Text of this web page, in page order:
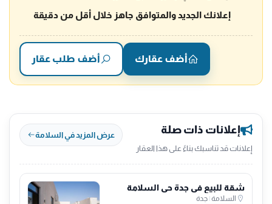
إعلانك الجديد والمتوافق جاهز خلال أقل من دقيقة
أضف عقارك أضف طلب عقار
إعلانات ذات صلة
إعلانات قد تناسبك بناءً على هذا العقار
عرض المزيد في السلامة
شقة للبيع في جدة حي السلامة
السلامة| جدة